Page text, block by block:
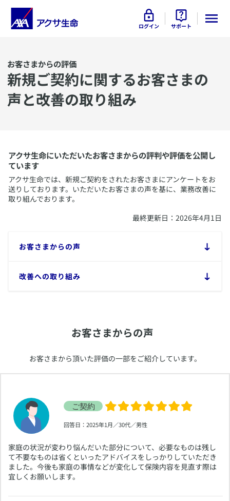
ログイン サポート
お客さまからの評価
​新規ご契約に関するお客さまの
声と改善の取り組み
アクサ生命にいただいたお客さまからの評判や評価を公開し
ています
アクサ生命では、新規ご契約をされたお客さまにアンケートをお
送りしております。いただいたお客さまの声を基に、業務改善に
取り組んでおります。
​最終更新日：2026年4月1日
​お客さまからの声
​改善への取り組み
​お客さまからの声
​お客さまから頂いた評価の一部をご紹介しています。
​回答日：2025年1月／30代／男性
​家庭の状況が変わり悩んだいた部分について、必要なものは残し
て不要なものは省くといったアドバイスをしっかりしていただき
ました。今後も家庭の事情などが変化して保険内容を見直す際は
宜しくお願いします。